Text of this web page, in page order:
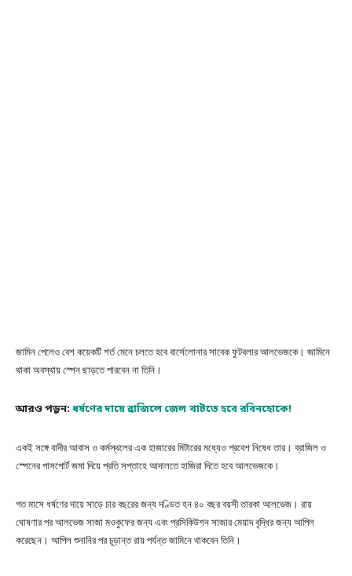
জামিন পেলেও বেশ কয়েকটি শর্ত মেনে চলতে হবে বার্সেলোনার সাবেক ফুটবলার আলভেজকে। জামিনে
থাকা অবস্থায় স্পেন ছাড়তে পারবেন না তিনি।
আরও পড়ুন: ধর্ষণের দায়ে ব্রাজিলে জেল খাটতে হবে রবিনহোকে!
একই সঙ্গে বাদীর আবাস ও কর্মস্থলের এক হাজারের মিটারের মধ্যেও প্রবেশ নিষেধ তার। ব্রাজিল ও
স্পেনের পাসপোর্ট জমা দিয়ে প্রতি সপ্তাহে আদালতে হাজিরা দিতে হবে আলভেজকে।
গত মাসে ধর্ষণের দায়ে সাড়ে চার বছরের জন্য দণ্ডিত হন ৪০ বছর বয়সী তারকা আলভেজ। রায়
ঘোষণার পর আলভেজ সাজা মওকুফের জন্য এবং প্রসিকিউশন সাজার মেয়াদ বৃদ্ধির জন্য আপিল
করেছেন। আপিল শুনানির পর চূড়ান্ত রায় পর্যন্ত জামিনে থাকবেন তিনি।